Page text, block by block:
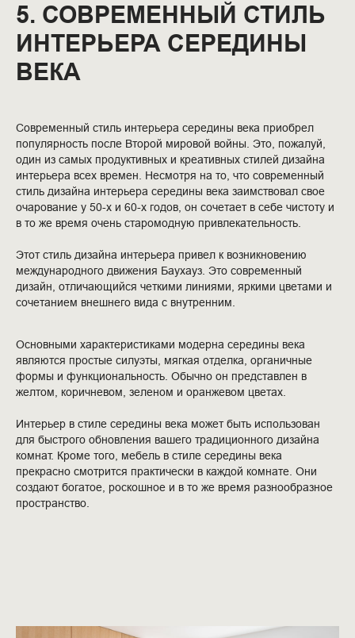
5. СОВРЕМЕННЫЙ СТИЛЬ
ИНТЕРЬЕРА СЕРЕДИНЫ
ВЕКА
Современный стиль интерьера середины века приобрел
популярность после Второй мировой войны. Это, пожалуй,
один из самых продуктивных и креативных стилей дизайна
интерьера всех времен. Несмотря на то, что современный
стиль дизайна интерьера середины века заимствовал свое
очарование у 50-х и 60-х годов, он сочетает в себе чистоту и
в то же время очень старомодную привлекательность.
Этот стиль дизайна интерьера привел к возникновению
международного движения Баухауз. Это современный
дизайн, отличающийся четкими линиями, яркими цветами и
сочетанием внешнего вида с внутренним.
Основными характеристиками модерна середины века
являются простые силуэты, мягкая отделка, органичные
формы и функциональность. Обычно он представлен в
желтом, коричневом, зеленом и оранжевом цветах.
Интерьер в стиле середины века может быть использован
для быстрого обновления вашего традиционного дизайна
комнат. Кроме того, мебель в стиле середины века
прекрасно смотрится практически в каждой комнате. Они
создают богатое, роскошное и в то же время разнообразное
пространство.